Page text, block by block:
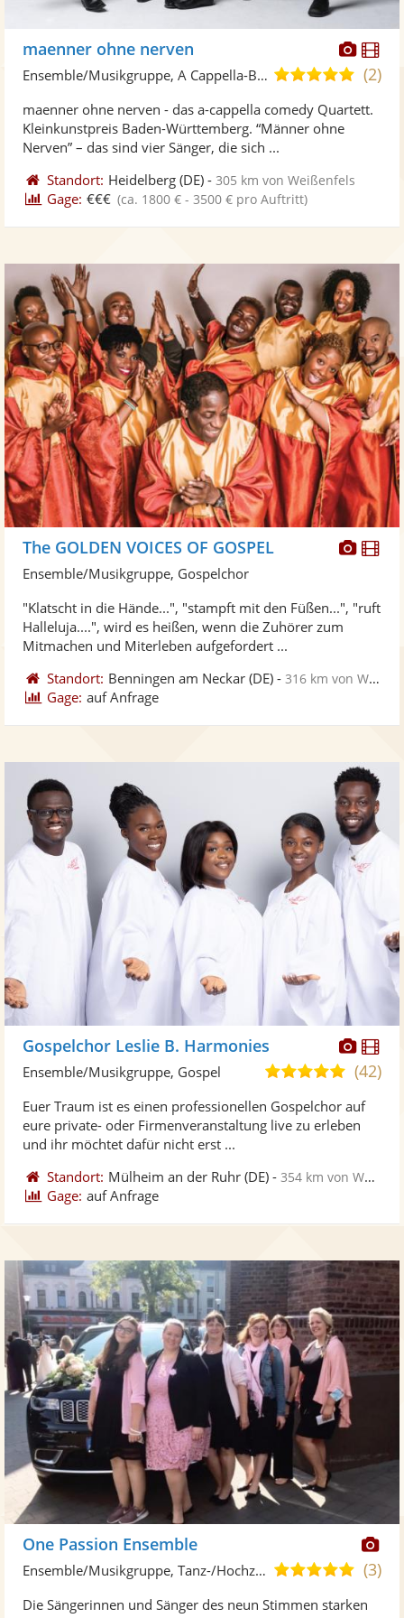
Fotos
maenner ohne nerven
5,0
5
(2)
Ensemble/Musikgruppe, A Cappella-Band
maenner ohne nerven - das a-cappella comedy Quartett.
Kleinkunstpreis Baden-Württemberg. “Männer ohne
Nerven” – das sind vier Sänger, die sich ...
Standort: Heidelberg (DE) -305 km von Weißenfels
Gage: €€€ (ca. 1800 € - 3500 € pro Auftritt)
Fotos
The GOLDEN VOICES OF GOSPEL
Ensemble/Musikgruppe, Gospelchor
"Klatscht in die Hände...", "stampft mit den Füßen...", "ruft
Halleluja....", wird es heißen, wenn die Zuhörer zum
Mitmachen und Miterleben aufgefordert ...
Standort: Benningen am Neckar (DE) -316 km von Weißenfels
Gage: auf Anfrage
Fotos
Gospelchor Leslie B. Harmonies
5,0
5
(42)
Ensemble/Musikgruppe, Gospel
Euer Traum ist es einen professionellen Gospelchor auf
eure private- oder Firmenveranstaltung live zu erleben
und ihr möchtet dafür nicht erst ...
Standort: Mülheim an der Ruhr (DE) -354 km von Weißenfels
Gage: auf Anfrage
One Passion Ensemble
4,9
5
(3)
Ensemble/Musikgruppe, Tanz-/Hochzeitsband
Die Sängerinnen und Sänger des neun Stimmen starken